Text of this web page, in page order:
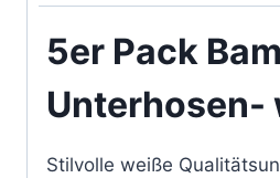
5er Pack
Unterhosen-
Stilvolle weiße